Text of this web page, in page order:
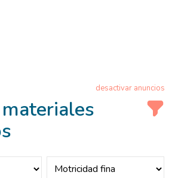
desactivar anuncios